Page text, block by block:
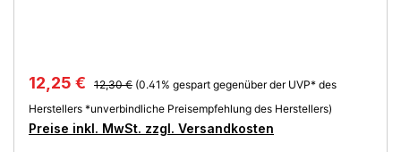
12,25 € 12,30 € (0.41% gespart gegenüber der UVP* des
Herstellers *unverbindliche Preisempfehlung des Herstellers)
Preise inkl. MwSt. zzgl. Versandkosten